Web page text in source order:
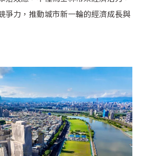
爭力，推動城市新一輪的經濟成長與